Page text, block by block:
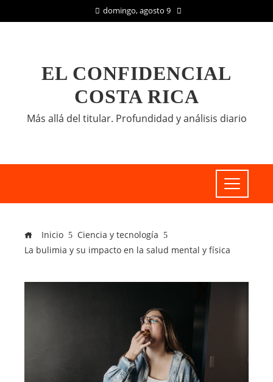
domingo, agosto 9
EL CONFIDENCIAL
COSTA RICA
Más allá del titular. Profundidad y análisis diario
Inicio
Ciencia y tecnología
La bulimia y su impacto en la salud mental y física